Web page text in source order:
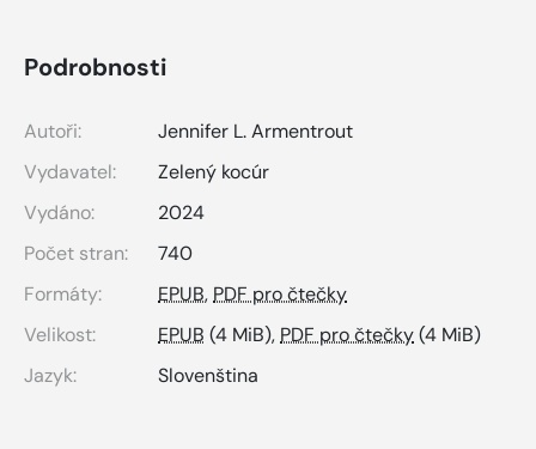
Podrobnosti
Autoři:
Jennifer L. Armentrout
Vydavatel:
Zelený kocúr
Vydáno:
2024
Počet stran:
740
Formáty:
EPUB, PDF pro čtečky
Velikost:
EPUB (4 MiB), PDF pro čtečky(4 MiB)
Jazyk:
Slovenština